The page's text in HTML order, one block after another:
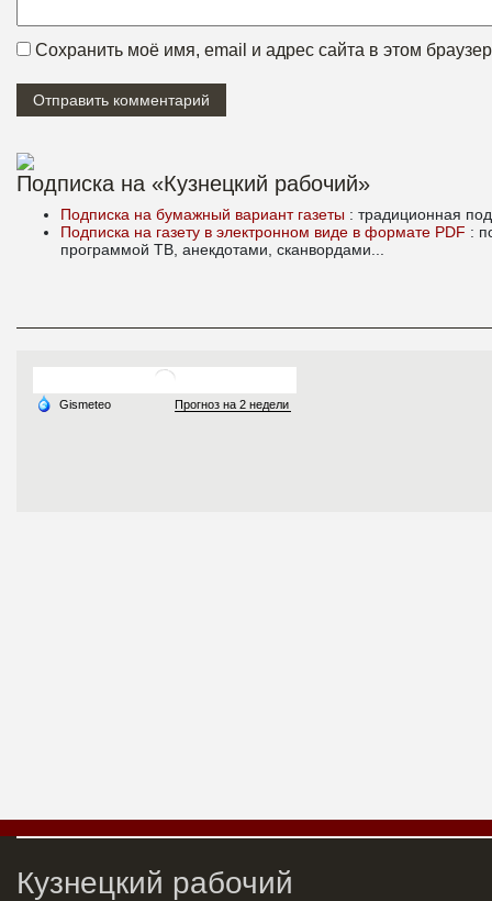
Сохранить моё имя, email и адрес сайта в этом
Подписка на «Кузнецкий рабочий»
Подписка на бумажный вариант газеты : традиционная
Подписка на газету в электронном виде в формате PDF :
программой ТВ, анекдотами, сканвордами...
Кузнецкий рабочий